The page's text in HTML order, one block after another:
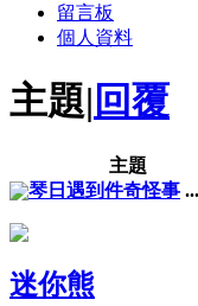
留言板
個人資料
主題| 回覆
主題
琴日遇到件奇怪事 ...
迷你熊